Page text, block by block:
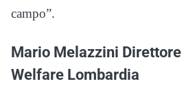
campo”.
Mario Melazzini Direttore
Welfare Lombardia